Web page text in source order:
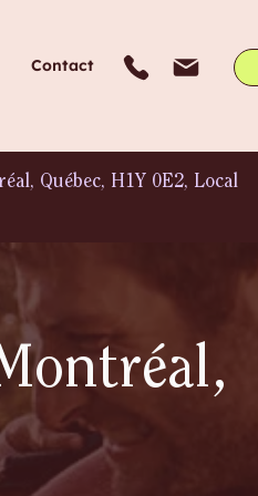
Contact
Québec, H1Y 0E2, Local